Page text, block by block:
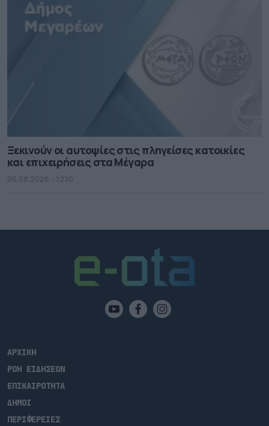
Ξεκινούν οι αυτοψίες στις πληγείσες κατοικίες
και επιχειρήσεις στα Μέγαρα
06.08.2026 - 12.10
ΑΡΧΙΚΗ
ΡΟΗ ΕΙΔΗΣΕΩΝ
ΕΠΙΚΑΙΡΟΤΗΤΑ
ΔΗΜΟΙ
ΠΕΡΙΦΕΡΕΙΕΣ